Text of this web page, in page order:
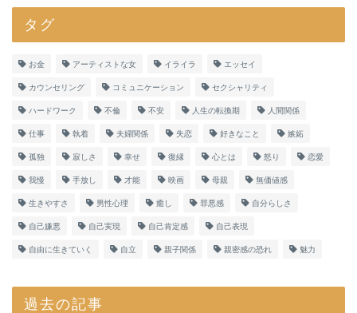
タグ
お金 アーティストな女 イライラ エッセイ
カウンセリング コミュニケーション セクシャリティ
ハードワーク 不倫 不安 人生の転換期 人間関係
仕事 執着 夫婦関係 失恋 好きなこと 嫉妬
孤独 寂しさ 幸せ 復縁 心とは 怒り 恋愛
我慢 手放し 才能 映画 母親 無価値感
生きやすさ 男性心理 癒し 罪悪感 自分らしさ
自己嫌悪 自己実現 自己肯定感 自己表現
自由に生きていく 自立 親子関係 親密感の恐れ 魅力
過去の記事